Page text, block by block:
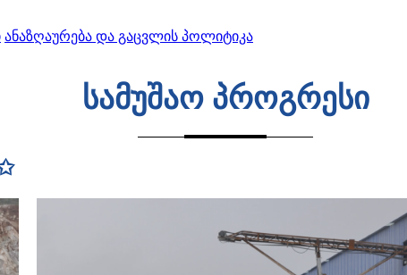
ანაზღაურება და გაცვლის პოლიტიკა
სამუშაო პროგრესი